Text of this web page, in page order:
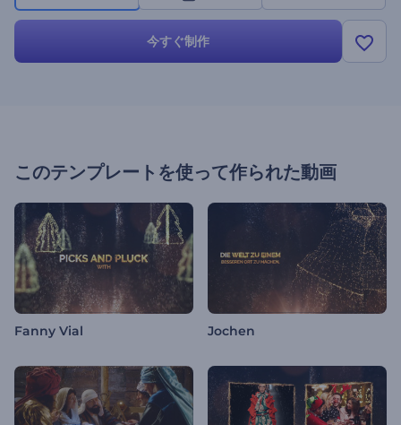
今すぐ制作
このテンプレートを使って作られた動画
Fanny Vial Jochen